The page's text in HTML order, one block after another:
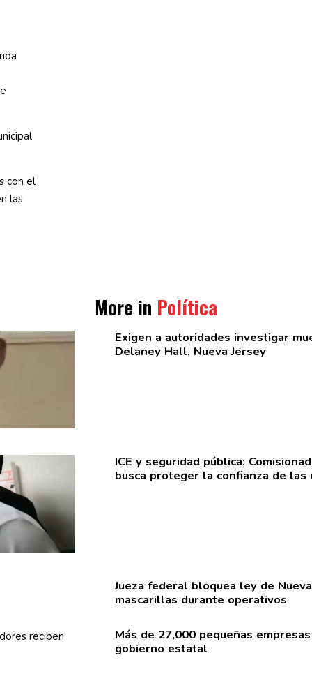
con el
las
More in Política
Exigen a autoridades investigar
Delaney Hall, Nueva Jersey
ICE y seguridad pública:
busca proteger la confianza de las
Jueza federal bloquea ley de
mascarillas durante operativos
Más de 27,000 pequeñas
gobierno estatal